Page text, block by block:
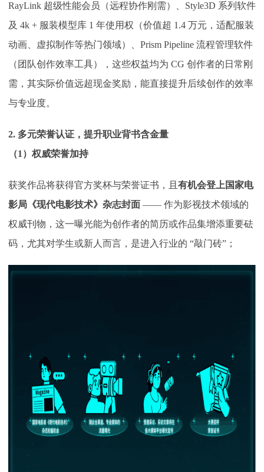
RayLink 超级性能会员（远程协作刚需）、Style3D 系列软件
及 4k + 服装模型库 1 年使用权（价值超 1.4 万元，适配服装
动画、虚拟制作等热门领域）、Prism Pipeline 流程管理软件
（团队创作效率工具），这些权益均为 CG 创作者的日常刚
需，其实际价值远超现金奖励，能直接提升后续创作的效率
与专业度。
2. 多元荣誉认证，提升职业背书含金量
（1）权威荣誉加持
获奖作品将获得官方奖杯与荣誉证书，且 有机会登上国家电
影局《现代电影技术》杂志封面 —— 作为影视技术领域的
权威刊物，这一曝光能为创作者的简历或作品集增添重要砝
码，尤其对学生或新人而言，是进入行业的 “敲门砖”；